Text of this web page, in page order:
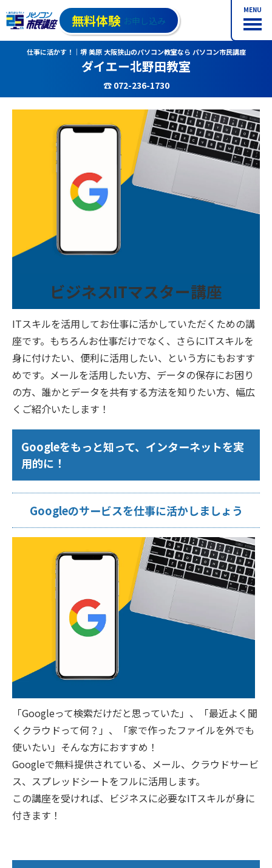
MENU
無料体験 お申し込み
仕事に活かす！｜堺 美原 大阪狭山のパソコン教室なら パソコン市民講座
ダイエー北野田教室
☎ 072-236-1730
ビジネスITマスター講座
ITスキルを活用してお仕事に活かしていただくための講
座です。もちろんお仕事だけでなく、さらにITスキルを
身に付けたい、便利に活用したい、という方にもおすす
めです。メールを活用したい方、データの保存にお困り
の方、誰かとデータを共有する方法を知りたい方、幅広
くご紹介いたします！
Googleをもっと知って、インターネットを実
用的に！
Googleのサービスを仕事に活かしましょう
「Googleって検索だけだと思っていた」、「最近よく聞
くクラウドって何？」、「家で作ったファイルを外でも
使いたい」そんな方におすすめ！
Googleで無料提供されている、メール、クラウドサービ
ス、スプレッドシートをフルに活用します。
この講座を受ければ、ビジネスに必要なITスキルが身に
付きます！